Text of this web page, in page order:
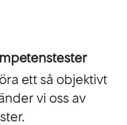
ett så objektivt
vi oss av